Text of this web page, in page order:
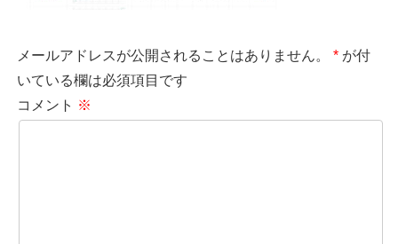
メールアドレスが公開されることはありません。 * が付
いている欄は必須項目です
コメント ※